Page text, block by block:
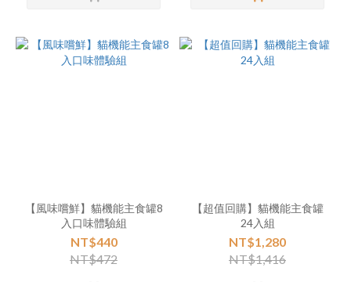
【風味嚐鮮】貓機能主食罐8
入口味體驗組
NT$440
NT$472
【超值回購】貓機能主食罐
24入組
NT$1,280
NT$1,416